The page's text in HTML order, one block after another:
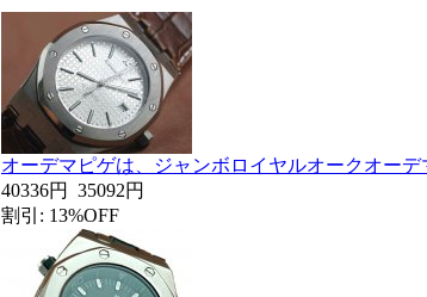
オーデマピゲは、ジャンボロイヤルオークオー
40336円
35092円
割引: 13%OFF